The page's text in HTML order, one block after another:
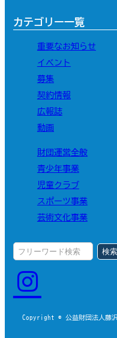
カテゴリー一覧
重要なお知らせ
イベント
募集
契約情報
広報誌
動画
財団運営全般
青少年事業
児童クラブ
スポーツ事業
芸術文化事業
検索
Copyright © 公益財団法人藤